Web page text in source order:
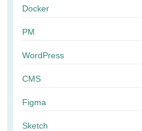
Docker
PM
WordPress
CMS
Figma
Sketch